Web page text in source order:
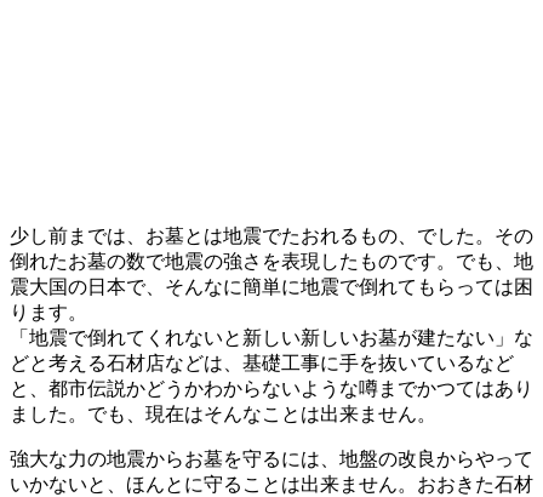
少し前までは、お墓とは地震でたおれるもの、でした。その
倒れたお墓の数で地震の強さを表現したものです。でも、地
震大国の日本で、そんなに簡単に地震で倒れてもらっては困
ります。
「地震で倒れてくれないと新しい新しいお墓が建たない」な
どと考える石材店などは、基礎工事に手を抜いているなど
と、都市伝説かどうかわからないような噂までかつてはあり
ました。でも、現在はそんなことは出来ません。
強大な力の地震からお墓を守るには、地盤の改良からやって
いかないと、ほんとに守ることは出来ません。おおきた石材